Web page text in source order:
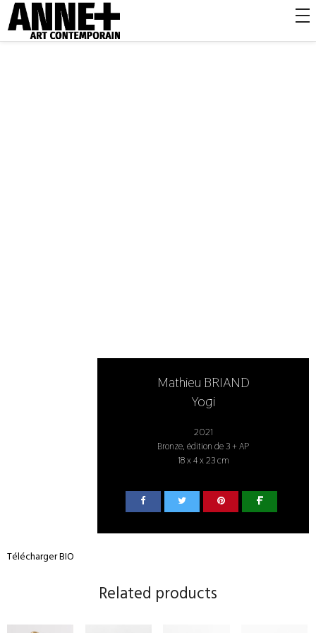
Mathieu BRIAND
Yogi
2021
Bronze, édition de 3 + AP
18 x 4 x 23 cm
Télécharger BIO
Related products